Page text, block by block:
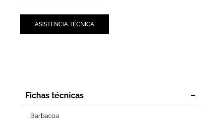
ASISTENCIA TÉCNICA
Fichas técnicas
Barbacoa